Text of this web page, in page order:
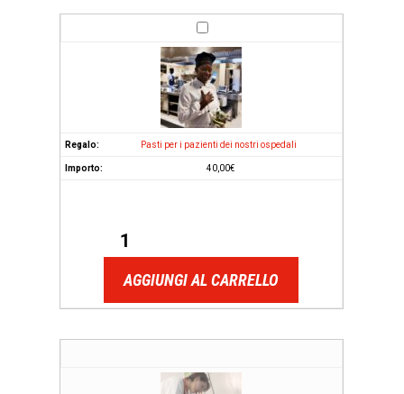
Pasti per i pazienti dei nostri ospedali
40,00€
AGGIUNGI AL CARRELLO